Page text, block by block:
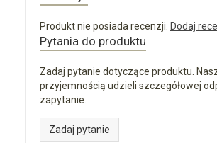
Produkt nie posiada recenzji. Dodaj
Pytania do produktu
Zadaj pytanie dotyczące produktu.
przyjemnością udzieli szczegółowej
zapytanie.
Zadaj pytanie